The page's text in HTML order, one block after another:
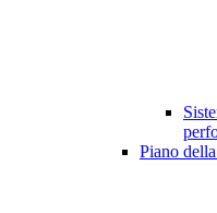
Piano